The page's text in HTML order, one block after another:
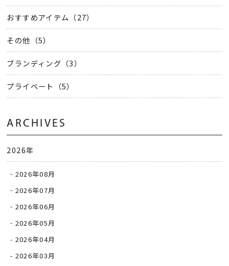
おすすめアイテム（27）
その他（5）
ブランディング（3）
プライベート（5）
ARCHIVES
2026年
2026年08月
2026年07月
2026年06月
2026年05月
2026年04月
2026年03月